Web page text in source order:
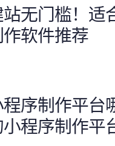
无门槛！适
软件推荐
序制作平台
小程序制作平